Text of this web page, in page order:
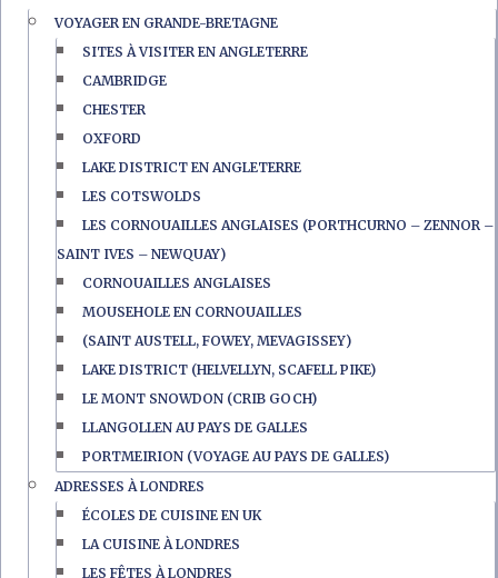
VOYAGER EN GRANDE-BRETAGNE
SITES À VISITER EN ANGLETERRE
CAMBRIDGE
CHESTER
OXFORD
LAKE DISTRICT EN ANGLETERRE
LES COTSWOLDS
LES CORNOUAILLES ANGLAISES (PORTHCURNO – ZENNOR –
SAINT IVES – NEWQUAY)
CORNOUAILLES ANGLAISES
MOUSEHOLE EN CORNOUAILLES
(SAINT AUSTELL, FOWEY, MEVAGISSEY)
LAKE DISTRICT (HELVELLYN, SCAFELL PIKE)
LE MONT SNOWDON (CRIB GOCH)
LLANGOLLEN AU PAYS DE GALLES
PORTMEIRION (VOYAGE AU PAYS DE GALLES)
ADRESSES À LONDRES
ÉCOLES DE CUISINE EN UK
LA CUISINE À LONDRES
LES FÊTES À LONDRES